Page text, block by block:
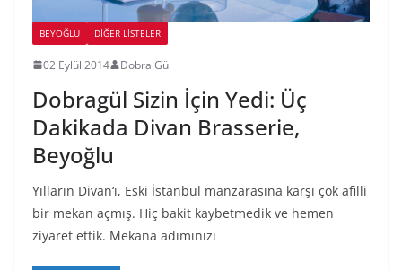
BEYOĞLU DIĞER LISTELER
02 Eylül 2014 Dobra Gül
Dobragül Sizin İçin Yedi: Üç
Dakikada Divan Brasserie,
Beyoğlu
Yılların Divan‘ı, Eski İstanbul manzarasına karşı çok afilli
bir mekan açmış. Hiç bakit kaybetmedik ve hemen
ziyaret ettik. Mekana adımınızı